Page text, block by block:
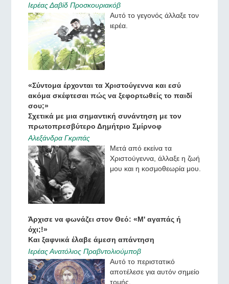
Ιερέας Δαβίδ Προσκουριακόβ
Αυτό το γεγονός άλλαξε τον
ιερέα.
«Σύντομα έρχονται τα Χριστούγεννα και εσύ
ακόμα σκέφτεσαι πώς να ξεφορτωθείς το παιδί
σου;»
Σχετικά με μια σημαντική συνάντηση με τον
πρωτοπρεσβύτερο Δημήτριο Σμίρνοφ
Αλεξάνδρα Γκριπάς
Μετά από εκείνα τα
Χριστούγεννα, άλλαξε η ζωή
μου και η κοσμοθεωρία μου.
Άρχισε να φωνάζει στον Θεό: «Μ' αγαπάς ή
όχι;!»
Και ξαφνικά έλαβε άμεση απάντηση
Ιερέας Ανατόλιος Πραβντολιούμποβ
Αυτό το περιστατικό
αποτέλεσε για αυτόν σημείο
τομής.